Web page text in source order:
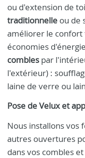
ou d'extension de
traditionnelle ou de
améliorer le
économies
combles par
l'extérieur) :
laine de verre ou
Pose de Velux et
Nous installons vos
autres ouvertures
dans vos combles